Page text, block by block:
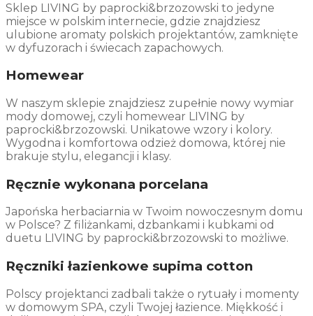
Sklep LIVING by paprocki&brzozowski to jedyne
miejsce w polskim internecie, gdzie znajdziesz
ulubione aromaty polskich projektantów, zamknięte
w dyfuzorach i świecach zapachowych.
Homewear
W naszym sklepie znajdziesz zupełnie nowy wymiar
mody domowej, czyli homewear LIVING by
paprocki&brzozowski. Unikatowe wzory i kolory.
Wygodna i komfortowa odzież domowa, której nie
brakuje stylu, elegancji i klasy.
Ręcznie wykonana porcelana
Japońska herbaciarnia w Twoim nowoczesnym domu
w Polsce? Z filiżankami, dzbankami i kubkami od
duetu LIVING by paprocki&brzozowski to możliwe.
Ręczniki łazienkowe supima cotton
Polscy projektanci zadbali także o rytuały i momenty
w domowym SPA, czyli Twojej łazience. Miękkość i